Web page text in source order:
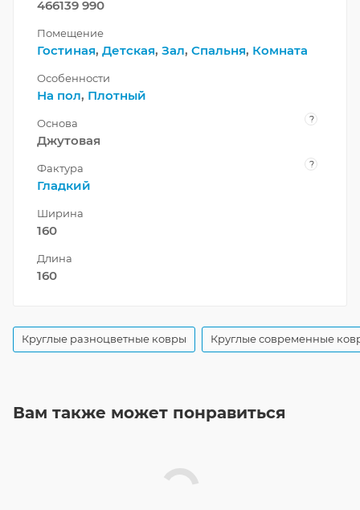
466139 990
Помещение
Гостиная, Детская, Зал, Спальня, Комната
Особенности
На пол, Плотный
Основа ?
Джутовая
Фактура ?
Гладкий
Ширина
160
Длина
160
Круглые разноцветные ковры Круглые современные
Вам также может понравиться